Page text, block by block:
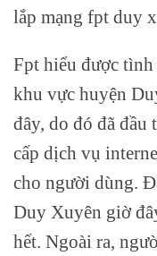
lắp mạng fpt duy
Fpt hiểu được tình
khu vực huyện
đây, do đó đã đầu
cấp dịch vụ
cho người dùng.
Duy Xuyên giờ
hết. Ngoài ra,